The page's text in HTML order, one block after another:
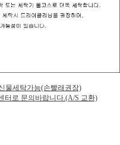
물세탁가능(손빨래권장)
터로 문의바랍니다.(A/S 교환)